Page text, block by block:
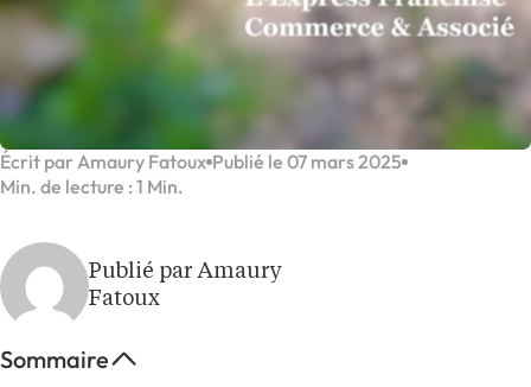
Écrit par Amaury Fatoux Publié le 07 mars 2025
Min. de lecture : 1 Min.
Publié par Amaury
Fatoux
Sommaire